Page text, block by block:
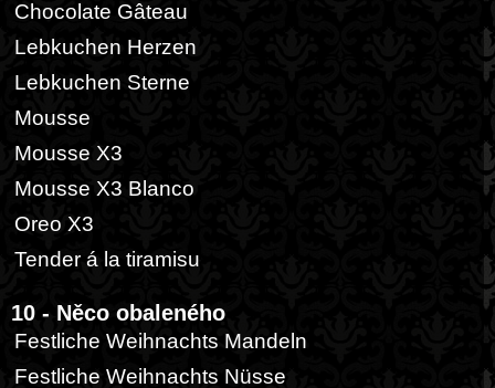
Chocolate Gâteau
Lebkuchen Herzen
Lebkuchen Sterne
Mousse
Mousse X3
Mousse X3 Blanco
Oreo X3
Tender á la tiramisu
10 - Něco obaleného
Festliche Weihnachts Mandeln
Festliche Weihnachts Nüsse